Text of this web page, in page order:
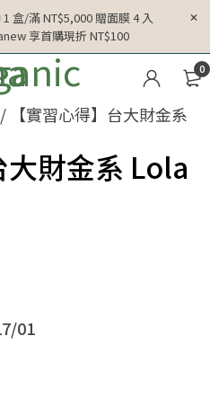
盒/滿 NT$5,000 贈面膜 4 入
享首購現折 NT$100
0
/ 【實習心得】台大財金系
大財金系 Lola
01